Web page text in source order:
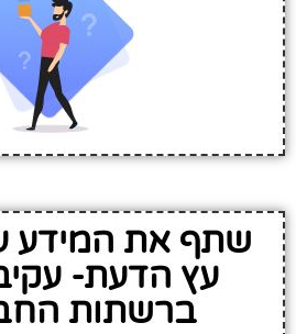
שתף את המידע
ברשתות